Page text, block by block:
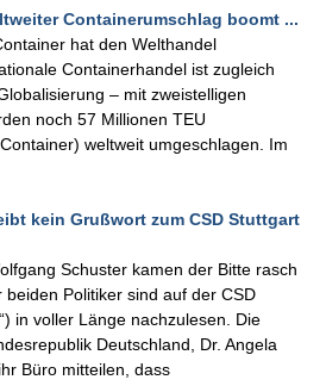
Containerumschlag boomt ...
hat den Welthandel
Containerhandel ist zugleich
– mit zweistelligen
noch 57 Millionen TEU
weltweit umgeschlagen. Im
kein Grußwort zum CSD Stuttgart
Schuster kamen der Bitte rasch
Politiker sind auf der CSD
in voller Länge nachzulesen. Die
Deutschland, Dr. Angela
Büro mitteilen, dass